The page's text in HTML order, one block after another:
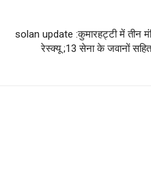
solan update :कुमारहट्टी में तीन
रेस्क्यू ;13 सेना के जवानों